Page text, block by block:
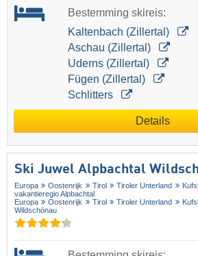
Bestemming skireis:
Kaltenbach (Zillertal)
Aschau (Zillertal)
Uderns (Zillertal)
Fügen (Zillertal)
Schlitters
Details
Ski Juwel Alpbachtal
Europa Oostenrijk Tirol Tiroler Unterland
vakantieregio Alpbachtal
Europa
Oostenrijk Tirol Tiroler Unterland
Wildschönau